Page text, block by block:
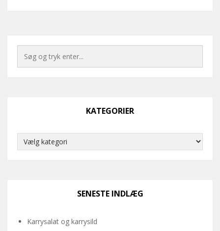
KATEGORIER
Kategorier
SENESTE INDLÆG
Karrysalat og karrysild